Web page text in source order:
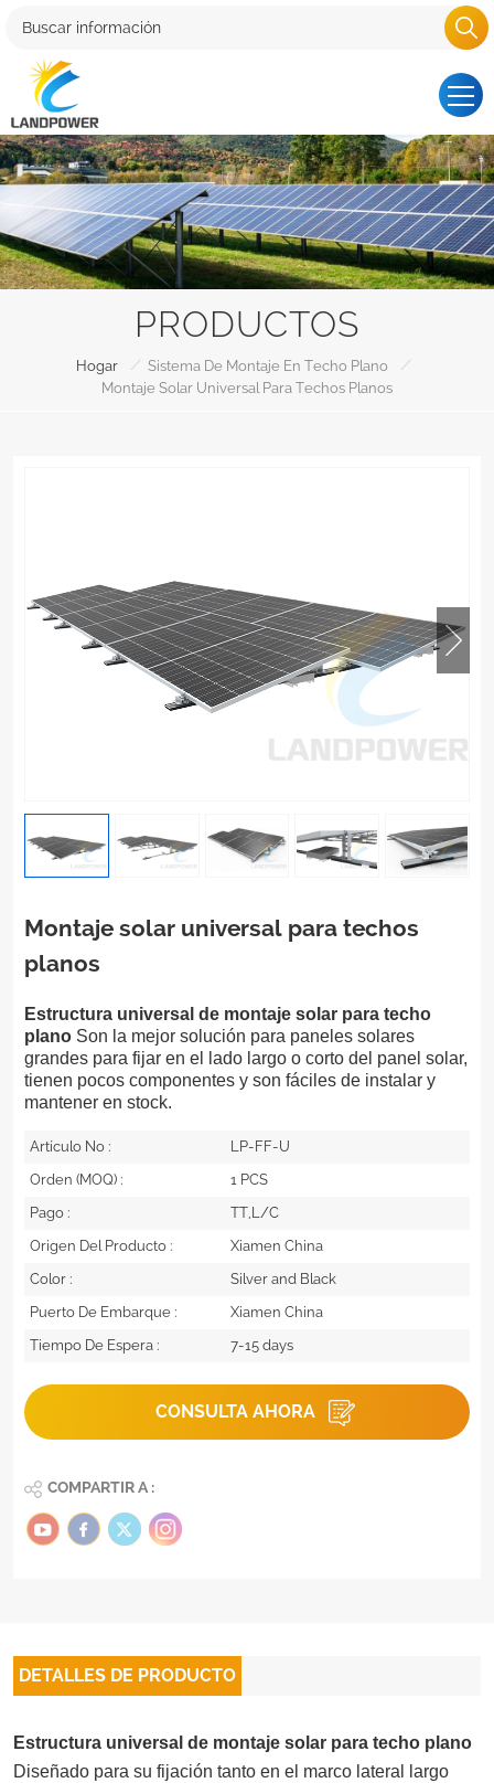
PRODUCTOS
Hogar / Sistema De Montaje En Techo Plano
/
Montaje Solar Universal Para Techos Planos
Montaje solar universal para techos
planos
Estructura universal de montaje solar para techo
plano Son la mejor solución para paneles solares
grandes para fijar en el lado largo o corto del panel solar,
tienen pocos componentes y son fáciles de instalar y
mantener en stock.
Artículo No :
LP-FF-U
Orden (MOQ) :
1 PCS
Pago :
TT,L/C
Origen Del Producto :
Xiamen China
Color :
Silver and Black
Puerto De Embarque :
Xiamen China
Tiempo De Espera :
7-15 days
CONSULTA AHORA
COMPARTIR A :
DETALLES DE PRODUCTO
Estructura universal de montaje solar para techo plano
Diseñado para su fijación tanto en el marco lateral largo